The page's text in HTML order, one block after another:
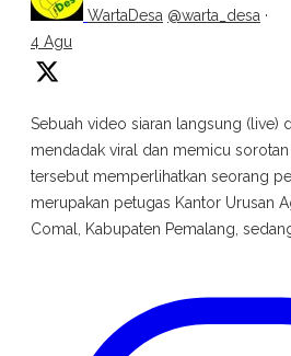
WartaDesa @warta_desa ·
4 Agu
Sebuah video siaran langsung (live)
mendadak viral dan memicu
tersebut memperlihatkan seorang
merupakan petugas Kantor Urusan
Comal, Kabupaten Pemalang,